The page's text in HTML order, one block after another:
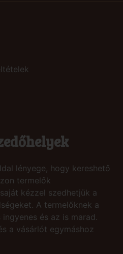
lényege, hogy kereshető
termelők
kézzel szedhetjük a
A termelőknek a
és az is marad.
a vásárlót egymáshoz